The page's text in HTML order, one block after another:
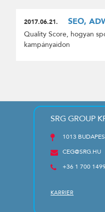
2017.06.21. SEO,
Quality Score, hogyan
kampányaidon
SRG GROUP
1013
CEG@SRG.HU
+36 1 700
KARRIER